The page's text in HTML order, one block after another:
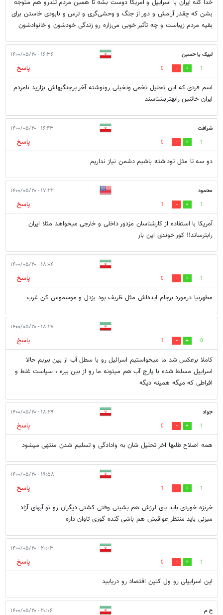
خدا کنه ایران با اسراییل و آمریکا دوست بشه تا همین مردم تندرو هم متوجه
بشن که چقدر آرامش و دور از جنگ و وحشی‌گری و ترس و نابودی خاستن برای
بقیه مردم زیباست و چه تأثیر خوبی می‌زاره رو زندگی خودشون و خانوادشون
لبیک یا حسین ۱۶:۳۶ - ۱۴۰۰/۰۵/۲۰
1
0
پاسخ
اسم فردی که این تحلیل تخمی وتخیلی رونوشته آخر پرچنگیهاش بزارید نامردم
ایران خائنین رابهتربشناسند
شرافت ۱۶:۴۳ - ۱۴۰۰/۰۵/۲۰
1
0
پاسخ
دو سه تا مثل توداشته باشیم دشمن نیاز نداریم
محمود ۱۷:۲۲ - ۱۴۰۰/۰۵/۲۰
1
1
پاسخ
آمریکا با استفاده از کارشناسان مزدور داخلی و خارجی میخواهد مثلا ایران
رابترساند!! کور خوندی این بار
۱۸:۰۴ - ۱۴۰۰/۰۵/۲۰
1
0
پاسخ
مطهرنیا درمورد برجام ایده‌اش مثل ظریف بود بزدل و موسموس کن غرب
۱۸:۲۸ - ۱۴۰۰/۰۵/۲۰
0
1
پاسخ
کاملا برعکس شد ما میخواستیم اسرائیل رو با سطل آب از بین ببریم حالا
اسراییل مسلط شده با پارچ آب هم میتونه ما رو از بین ببره ، سیاست غلط و
افراطی که میگه همینه دیگه
جواد ۱۸:۲۹ - ۱۴۰۰/۰۵/۲۰
1
0
پاسخ
همه اصلاح طلبها اخر تحلیل شان به وادادگی و تسلیم شدن منتهی میشود
۱۹:۵۸ - ۱۴۰۰/۰۵/۲۰
1
1
پاسخ
خربزه خوردی باید پای لرزش هم بشینی وقتی کشتی دیگران رو تو آبهای آزاد
میزنی باید منتظر عواقبش هم باشی گنده گوزی تاوان داره
۲۰:۰۳ - ۱۴۰۰/۰۵/۲۰
1
0
پاسخ
این اسراییلی رو ول کنین اقتصاد رو دریابید
ح م ۲۰:۰۶ - ۱۴۰۰/۰۵/۲۰